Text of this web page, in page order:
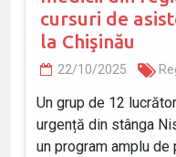
cursuri de
la Chişinău
22/10/2025
Un grup de 12
urgență din stânga
un program amplu